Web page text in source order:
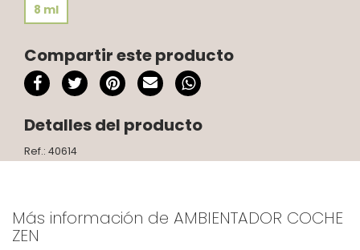
8 ml
Compartir este producto
Detalles del producto
Ref.: 40614
Más información de AMBIENTADOR COCHE
ZEN